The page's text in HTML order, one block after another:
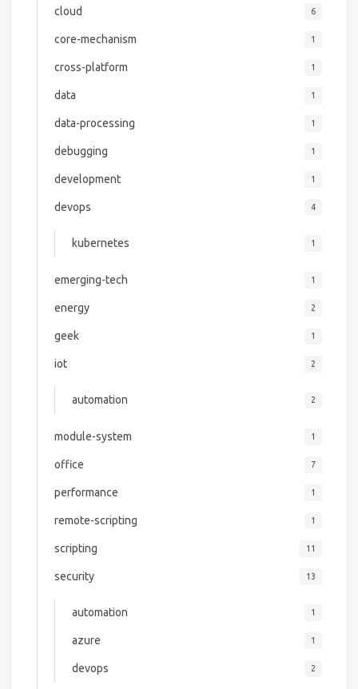
cloud 6
core-mechanism 1
cross-platform 1
data 1
data-processing 1
debugging 1
development 1
devops 4
kubernetes 1
emerging-tech 1
energy 2
geek 1
iot 2
automation 2
module-system 1
office 7
performance 1
remote-scripting 1
scripting 11
security 13
automation 1
azure 1
devops 2